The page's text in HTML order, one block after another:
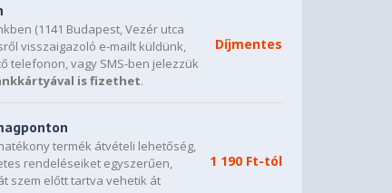
(1141 Budapest, Vezér utca
visszaigazoló e-mailt küldünk,
telefonon, vagy SMS-ben jelezzük
is fizethet.
Díjmentes
termék átvételi lehetőség,
rendeléseiket egyszerűen,
szem előtt tartva vehetik át
1 190 Ft-tól